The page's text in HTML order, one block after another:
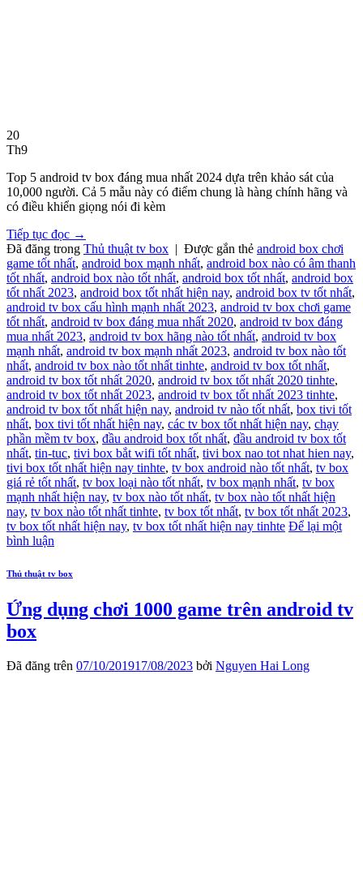
20
Th9
Top 5 android tv box đáng mua nhất 2024 dựa trên khảo sát của
10,000 người. Cả 5 mẫu này có điểm chung là hàng chính hãng và
có điều khiển giọng nói đi kèm
Tiếp tục đọc →
Đã đăng trong Thủ thuật tv box | Được gắn thẻ android box chơi
game tốt nhất, android box mạnh nhất, android box nào có âm thanh
tốt nhất, android box nào tốt nhất, android box tốt nhất, android box
tốt nhất 2023, android box tốt nhất hiện nay, android box tv tốt nhất,
android tv box cấu hình mạnh nhất 2023, android tv box chơi game
tốt nhất, android tv box đáng mua nhất 2020, android tv box đáng
mua nhất 2023, android tv box hãng nào tốt nhất, android tv box
mạnh nhất, android tv box mạnh nhất 2023, android tv box nào tốt
nhất, android tv box nào tốt nhất tinhte, android tv box tốt nhất,
android tv box tốt nhất 2020, android tv box tốt nhất 2020 tinhte,
android tv box tốt nhất 2023, android tv box tốt nhất 2023 tinhte,
android tv box tốt nhất hiện nay, android tv nào tốt nhất, box tivi tốt
nhất, box tivi tốt nhất hiện nay, các tv box tốt nhất hiện nay, chạy
phần mềm tv box, đầu android box tốt nhất, đầu android tv box tốt
nhất, tin-tuc, tivi box bắt wifi tốt nhất, tivi box nao tot nhat hien nay,
tivi box tốt nhất hiện nay tinhte, tv box android nào tốt nhất, tv box
giá rẻ tốt nhất, tv box loại nào tốt nhất, tv box mạnh nhất, tv box
mạnh nhất hiện nay, tv box nào tốt nhất, tv box nào tốt nhất hiện
nay, tv box nào tốt nhất tinhte, tv box tốt nhất, tv box tốt nhất 2023,
tv box tốt nhất hiện nay, tv box tốt nhất hiện nay tinhte Để lại một
bình luận
Thủ thuật tv box
Ứng dụng chơi 1000 game trên android tv
box
Đã đăng trên 07/10/201917/08/2023 bởi Nguyen Hai Long